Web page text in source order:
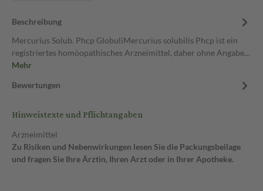
Beschreibung
Mercurius Solub. Phcp GlobuliMercurius solubilis Phcp ist ein
registriertes homöopathisches Arzneimittel, daher ohne Angabe…
Mehr
Bewertungen
Hinweistexte und Pflichtangaben
Arzneimittel
Zu Risiken und Nebenwirkungen lesen Sie die Packungsbeilage
und fragen Sie Ihre Ärztin, Ihren Arzt oder in Ihrer Apotheke.